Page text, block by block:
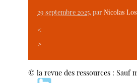
29 septembre 2025, parNicolas
<
>
© la revue des ressources : Sauf